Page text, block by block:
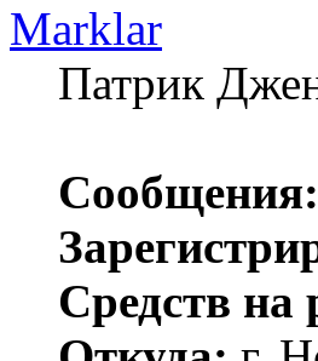
Marklar
Патрик
Сообщения:
Средств на